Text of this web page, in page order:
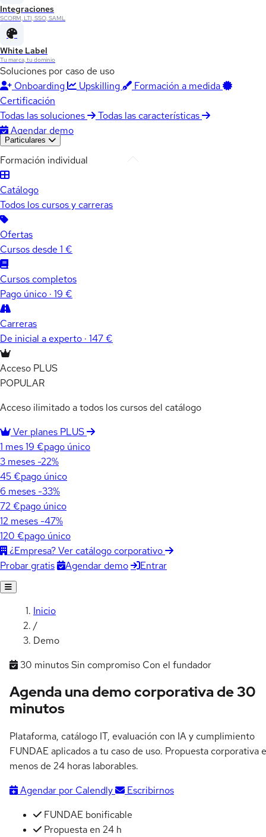
Integraciones
SCORM, LTI, SSO, SAML
White Label
Tu marca, tu dominio
Soluciones por caso de uso
Onboarding
Upskilling
Formación a medida
Certificación
Todas las soluciones
Todas las características
Agendar demo
Particulares
Formación individual
Catálogo
Todos los cursos y carreras
Ofertas
Cursos desde 1 €
Cursos completos
Pago único · 19 €
Carreras
De inicial a experto · 147 €
Acceso PLUS
POPULAR
Acceso ilimitado a todos los cursos del catálogo
Ver planes PLUS
1 mes19 €pago único
3 meses -22%
45 €pago único
6 meses -33%
72 €pago único
12 meses -47%
120 €pago único
¿Empresa? Ver catálogo corporativo
Probar gratis
Agendar demo Entrar
Inicio
/
Demo
30 minutosSin compromiso Con el fundador
Agenda una demo corporativa de30
minutos
Plataforma, catálogo IT, evaluación con IA y cumplimiento
FUNDAE aplicados a tu caso de uso. Propuesta corporativa
menos de 24 horas laborables.
Agendar por Calendly
Escribirnos
FUNDAE bonificable
Propuesta en 24 h